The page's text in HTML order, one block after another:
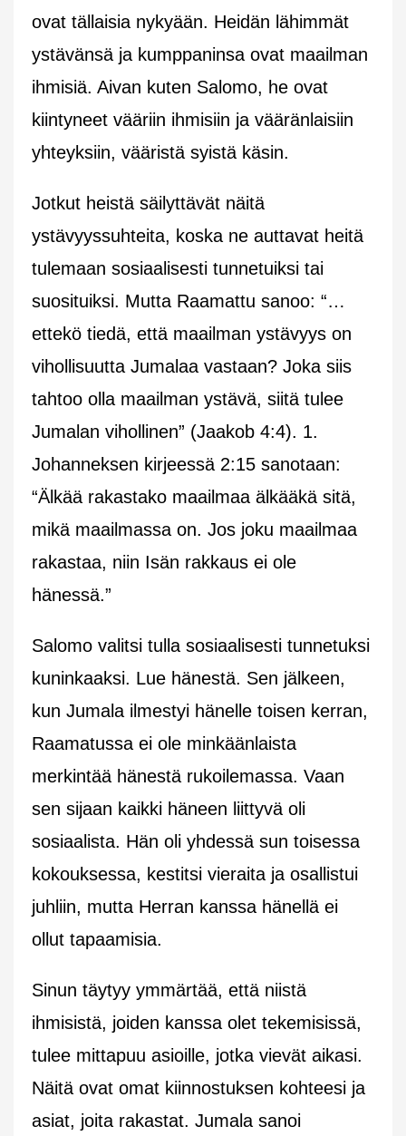
ovat tällaisia nykyään. Heidän lähimmät
ystävänsä ja kumppaninsa ovat maailman
ihmisiä. Aivan kuten Salomo, he ovat
kiintyneet vääriin ihmisiin ja vääränlaisiin
yhteyksiin, vääristä syistä käsin.
Jotkut heistä säilyttävät näitä
ystävyyssuhteita, koska ne auttavat heitä
tulemaan sosiaalisesti tunnetuiksi tai
suosituiksi. Mutta Raamattu sanoo: “…
ettekö tiedä, että maailman ystävyys on
vihollisuutta Jumalaa vastaan? Joka siis
tahtoo olla maailman ystävä, siitä tulee
Jumalan vihollinen” (Jaakob 4:4). 1.
Johanneksen kirjeessä 2:15 sanotaan:
“Älkää rakastako maailmaa älkääkä sitä,
mikä maailmassa on. Jos joku maailmaa
rakastaa, niin Isän rakkaus ei ole
hänessä.”
Salomo valitsi tulla sosiaalisesti tunnetuksi
kuninkaaksi. Lue hänestä. Sen jälkeen,
kun Jumala ilmestyi hänelle toisen kerran,
Raamatussa ei ole minkäänlaista
merkintää hänestä rukoilemassa. Vaan
sen sijaan kaikki häneen liittyvä oli
sosiaalista. Hän oli yhdessä sun toisessa
kokouksessa, kestitsi vieraita ja osallistui
juhliin, mutta Herran kanssa hänellä ei
ollut tapaamisia.
Sinun täytyy ymmärtää, että niistä
ihmisistä, joiden kanssa olet tekemisissä,
tulee mittapuu asioille, jotka vievät aikasi.
Näitä ovat omat kiinnostuksen kohteesi ja
asiat, joita rakastat. Jumala sanoi